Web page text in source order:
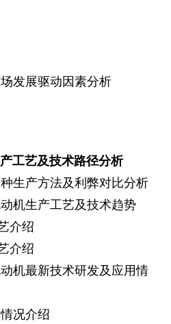
发展驱动因素分析
工艺及技术路径分析
生产方法及利弊对比分析
机生产工艺及技术趋势
介绍
介绍
机最新技术研发及应用情
况介绍